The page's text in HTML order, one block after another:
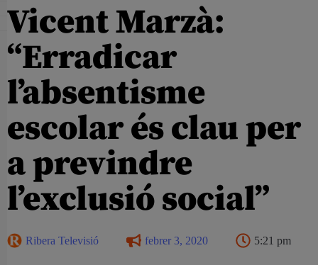
Vicent Marzà:
“Erradicar
l’absentisme
escolar és clau per
a previndre
l’exclusió social”
Ribera Televisió febrer 3, 2020 5:21 pm